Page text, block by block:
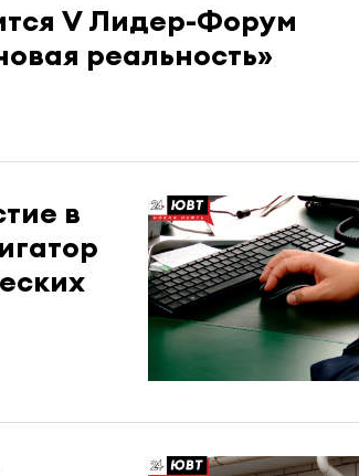
V Лидер-Форум
реальность»
в